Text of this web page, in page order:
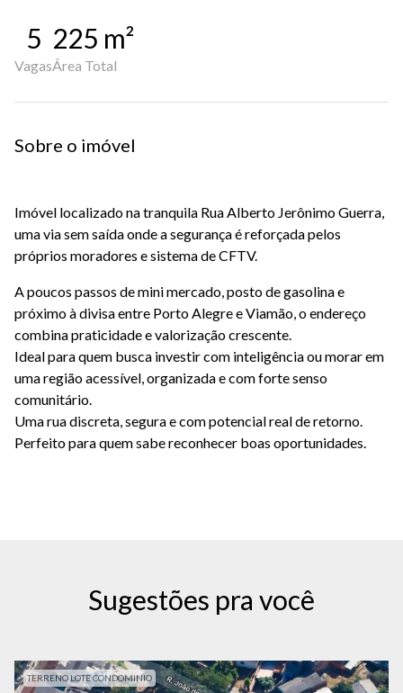
5
Vagas
225 m²
Área Total
Sobre o imóvel
Imóvel localizado na tranquila Rua Alberto Jerônimo Guerra,
uma via sem saída onde a segurança é reforçada pelos
próprios moradores e sistema de CFTV.
A poucos passos de mini mercado, posto de gasolina e
próximo à divisa entre Porto Alegre e Viamão, o endereço
combina praticidade e valorização crescente.
Ideal para quem busca investir com inteligência ou morar em
uma região acessível, organizada e com forte senso
comunitário.
Uma rua discreta, segura e com potencial real de retorno.
Perfeito para quem sabe reconhecer boas oportunidades.
Sugestões pra você
TERRENO LOTE CONDOMINIO